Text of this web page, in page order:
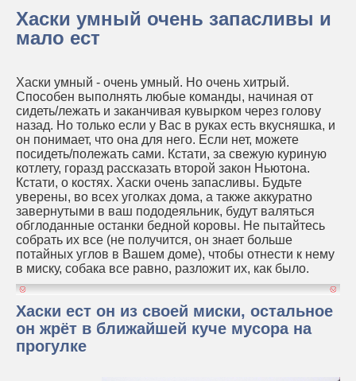
Хаски умный очень запасливы и
мало ест
Хаски умный - очень умный. Но очень хитрый.
Способен выполнять любые команды, начиная от
сидеть/лежать и заканчивая кувырком через голову
назад. Но только если у Вас в руках есть вкусняшка, и
он понимает, что она для него. Если нет, можете
посидеть/полежать сами. Кстати, за свежую куриную
котлету, горазд рассказать второй закон Ньютона.
Кстати, о костях. Хаски очень запасливы. Будьте
уверены, во всех уголках дома, а также аккуратно
завернутыми в ваш пододеяльник, будут валяться
обглоданные останки бедной коровы. Не пытайтесь
собрать их все (не получится, он знает больше
потайных углов в Вашем доме), чтобы отнести к нему
в миску, собака все равно, разложит их, как было.
Хаски ест он из своей миски, остальное
он жрёт в ближайшей куче мусора на
прогулке